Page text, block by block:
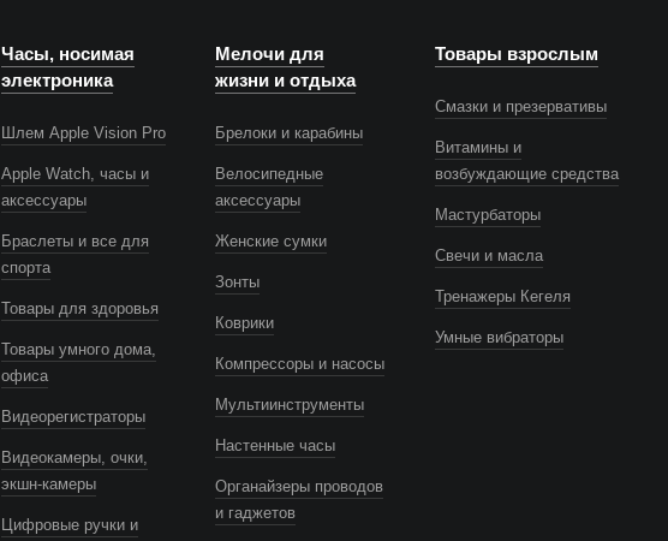
Часы, носимая
электроника
Шлем Apple Vision Pro
Apple Watch, часы и
аксессуары
Браслеты и все для
спорта
Товары для здоровья
Товары умного дома,
офиса
Видеорегистраторы
Видеокамеры, очки,
экшн-камеры
Цифровые ручки и
Мелочи для
жизни и отдыха
Брелоки и карабины
Велосипедные
аксессуары
Женские сумки
Зонты
Коврики
Компрессоры и насосы
Мультиинструменты
Настенные часы
Органайзеры проводов
и гаджетов
Товары взрослым
Смазки и презервативы
Витамины и
возбуждающие средства
Мастурбаторы
Свечи и масла
Тренажеры Кегеля
Умные вибраторы